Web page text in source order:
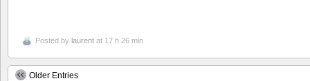
Posted by laurent at 17 h 26 min
Older Entries